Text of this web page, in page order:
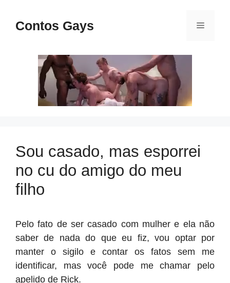
paraContos Gays Menu
Sou casado, mas esporrei
no cu do amigo do meu
filho
Pelo fato de ser casado com mulher e ela não
saber de nada do que eu fiz, vou optar por
manter o sigilo e contar os fatos sem me
identificar, mas você pode me chamar pelo
apelido de Rick.